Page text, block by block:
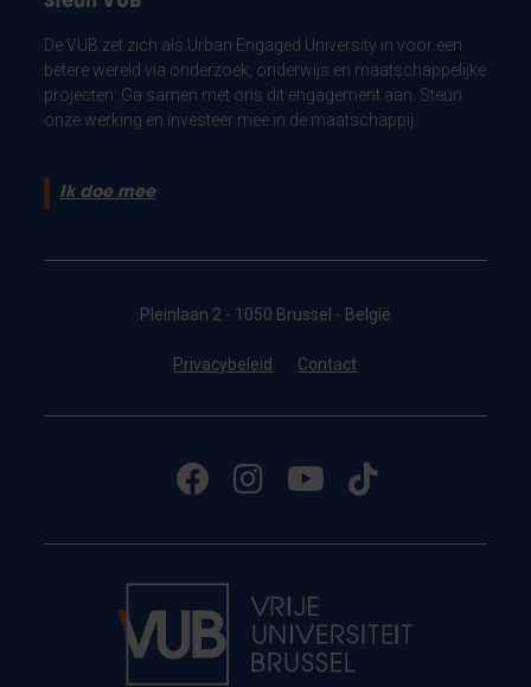
De VUB zet zich als Urban Engaged University in voor een
betere wereld via onderzoek, onderwijs en maatschappelijke
projecten. Ga samen met ons dit engagement aan. Steun
onze werking en investeer mee in de maatschappij.
Ik doe mee
Pleinlaan 2 - 1050 Brussel - België
Privacybeleid Contact